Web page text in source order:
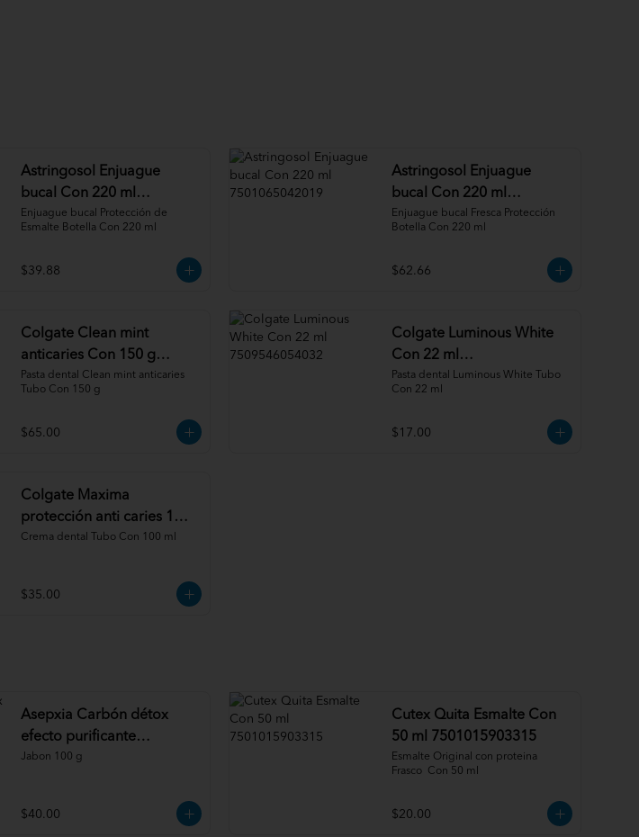
Astringosol Enjuague
bucal Con 220 ml
7501065041135
Enjuague bucal Protección de
Esmalte Botella Con 220 ml
$39.88
Astringosol Enjuague
bucal Con 220 ml
7501065042019
Enjuague bucal Fresca Protección
Botella Con 220 ml
$62.66
Colgate Clean mint
anticaries Con 150 g
7501035911376
Pasta dental Clean mint anticaries
Tubo Con 150 g
$65.00
Colgate Luminous White
Con 22 ml
7509546054032
Pasta dental Luminous White Tubo
Con 22 ml
$17.00
Colgate Maxima
protección anti caries 100
ml 7501035911031
Crema dental Tubo Con 100 ml
$35.00
Asepxia Carbón détox
efecto purificante
650240035401
Jabon 100 g
$40.00
Cutex Quita Esmalte Con
50 ml 7501015903315
Esmalte Original con proteina
Frasco  Con 50 ml
$20.00